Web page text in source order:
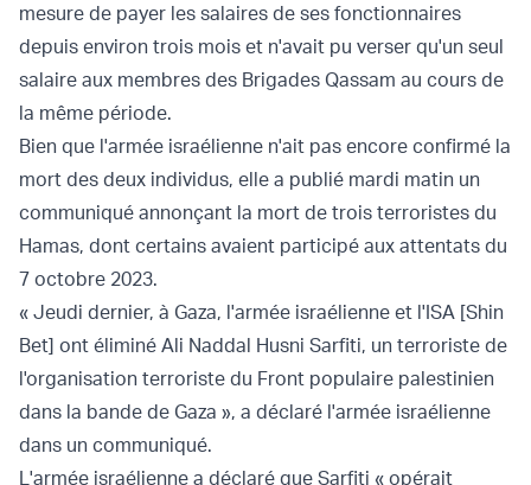
mesure de payer les salaires de ses fonctionnaires
depuis environ trois mois et n'avait pu verser qu'un seul
salaire aux membres des Brigades Qassam au cours de
la même période.
Bien que l'armée israélienne n'ait pas encore confirmé la
mort des deux individus, elle a publié mardi matin un
communiqué annonçant la mort de trois terroristes du
Hamas, dont certains avaient participé aux attentats du
7 octobre 2023.
« Jeudi dernier, à Gaza, l'armée israélienne et l'ISA [Shin
Bet] ont éliminé Ali Naddal Husni Sarfiti, un terroriste de
l'organisation terroriste du Front populaire palestinien
dans la bande de Gaza », a déclaré l'armée israélienne
dans un communiqué.
L'armée israélienne a déclaré que Sarfiti « opérait